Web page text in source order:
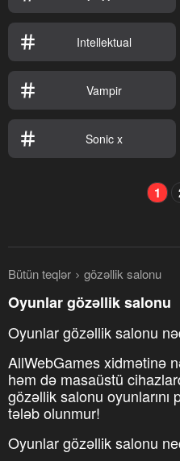
Intellektual
Vampir
Sonic x
1
Bütün teqlər gözəllik salonu
Oyunlar gözəllik salonu
Oyunlar gözəllik salonu
AllWebGames xidmətinə
həm də masaüstü
gözəllik salonu oyunlarını
tələb olunmur!
Oyunlar gözəllik salonu